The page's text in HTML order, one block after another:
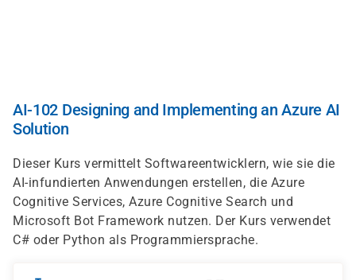
AI-102 Designing and Implementing an Azure AI
Solution
Dieser Kurs vermittelt Softwareentwicklern, wie sie die
AI-infundierten Anwendungen erstellen, die Azure
Cognitive Services, Azure Cognitive Search und
Microsoft Bot Framework nutzen. Der Kurs verwendet
C# oder Python als Programmiersprache.